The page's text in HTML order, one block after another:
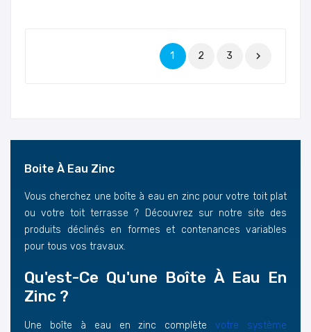
1 2 3 
Boite À Eau Zinc
Vous cherchez une boîte à eau en zinc pour votre toit plat
ou votre toit terrasse ? Découvrez sur notre site des
produits déclinés en formes et contenances variables
pour tous vos travaux.
Qu'est-Ce Qu'une Boîte À Eau En
Zinc ?
Une boîte à eau en zinc complètevotre système